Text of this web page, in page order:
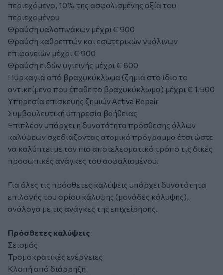
περιεχόμενο, 10% της ασφαλισμένης αξία του
περιεχομένου
Θραύση υαλοπινάκων μέχρι € 900
Θραύση καθρεπτών και εσωτερικών γυάλινων
επιφανειών μέχρι € 900
Θραύση ειδών υγιεινής μέχρι € 600
Πυρκαγιά από βραχυκύκλωμα (ζημιά στο ίδιο το
αντικείμενο που έπαθε το βραχυκύκλωμα) μέχρι € 1.500
Υπηρεσία επισκευής ζημιών Activa Repair
Συμβουλευτική υπηρεσία βοήθειας
Επιπλέον υπάρχει η δυνατότητα πρόσθεσης άλλων
καλύψεων σχεδιάζοντας ατομικό πρόγραμμα έτσι ώστε
να καλύπτει με τον πιο αποτελεσματικό τρόπο τις δικές
προσωπικές ανάγκες του ασφαλισμένου.
Για όλες τις πρόσθετες καλύψεις υπάρχει δυνατότητα
επιλογής του ορίου κάλυψης (μονάδες κάλυψης),
ανάλογα με τις ανάγκες της επιχείρησης.
Πρόσθετες καλύψεις
Σεισμός
Τρομοκρατικές ενέργειες
Κλοπή από διάρρηξη